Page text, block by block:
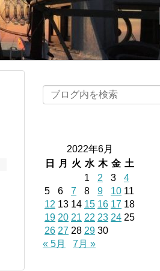
2022年6月
日
月 火 水 木 金 土
1
2 3
4
5
6 7 8 9 10 11
12 13 14 15 16 17 18
19 20 21 22 23 24 25
26 27 28 29 30
« 5月
7月 »